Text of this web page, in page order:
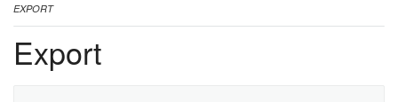
EXPORT
Export